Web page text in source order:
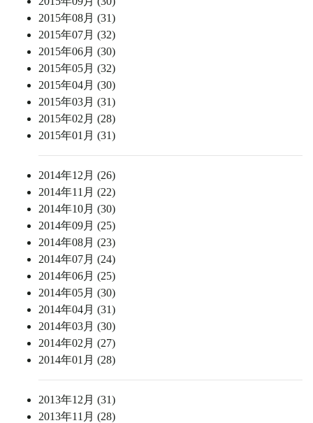
2015年08月 (31)
2015年07月 (32)
2015年06月 (30)
2015年05月 (32)
2015年04月 (30)
2015年03月 (31)
2015年02月 (28)
2015年01月 (31)
2014年12月 (26)
2014年11月 (22)
2014年10月 (30)
2014年09月 (25)
2014年08月 (23)
2014年07月 (24)
2014年06月 (25)
2014年05月 (30)
2014年04月 (31)
2014年03月 (30)
2014年02月 (27)
2014年01月 (28)
2013年12月 (31)
2013年11月 (28)